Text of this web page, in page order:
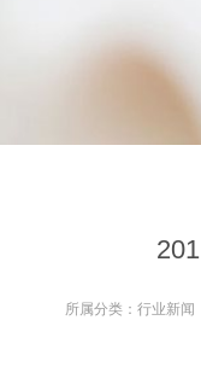
所属分类： 行业新闻